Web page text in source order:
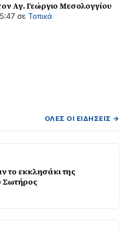
Αγ. Γεώργιο Μεσολογγίου
σε Τοπικά
ΌΛΕΣ ΟΙ ΕΙΔΉΣΕΙΣ →
το εκκλησάκι της